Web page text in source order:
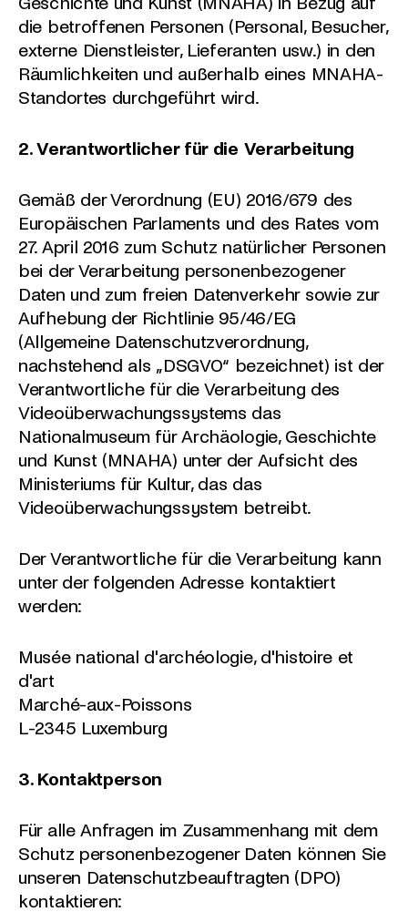
die betroffenen Personen (Personal, Besucher,
externe Dienstleister, Lieferanten usw.) in den
Räumlichkeiten und außerhalb eines MNAHA-
Standortes durchgeführt wird.
2. Verantwortlicher für die Verarbeitung
Gemäß der Verordnung (EU) 2016/679 des
Europäischen Parlaments und des Rates vom
27. April 2016 zum Schutz natürlicher Personen
bei der Verarbeitung personenbezogener
Daten und zum freien Datenverkehr sowie zur
Aufhebung der Richtlinie 95/46/EG
(Allgemeine Datenschutzverordnung,
nachstehend als „DSGVO“ bezeichnet) ist der
Verantwortliche für die Verarbeitung des
Videoüberwachungssystems das
Nationalmuseum für Archäologie, Geschichte
und Kunst (MNAHA) unter der Aufsicht des
Ministeriums für Kultur, das das
Videoüberwachungssystem betreibt.
Der Verantwortliche für die Verarbeitung kann
unter der folgenden Adresse kontaktiert
werden:
Musée national d'archéologie, d'histoire et
d'art
Marché-aux-Poissons
L-2345 Luxemburg
3. Kontaktperson
Für alle Anfragen im Zusammenhang mit dem
Schutz personenbezogener Daten können Sie
unseren Datenschutzbeauftragten (DPO)
kontaktieren: